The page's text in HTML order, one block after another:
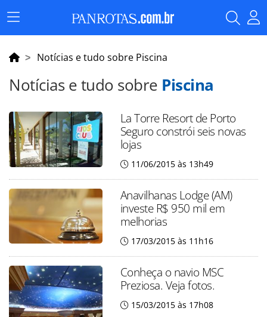
Menu
Principal
Notícias e tudo sobre Piscina
Notícias e tudo sobre Piscina
La Torre Resort de Porto
Seguro constrói seis novas
lojas
11/06/2015 às 13h49
Anavilhanas Lodge (AM)
investe R$ 950 mil em
melhorias
17/03/2015 às 11h16
Conheça o navio MSC
Preziosa. Veja fotos.
15/03/2015 às 17h08